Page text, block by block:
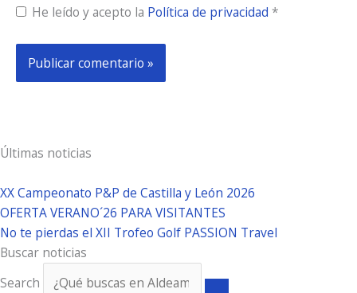
He leído y acepto la Política de privacidad *
Últimas noticias
XX Campeonato P&P de Castilla y León 2026
OFERTA VERANO´26 PARA VISITANTES
No te pierdas el XII Trofeo Golf PASSION Travel
Buscar noticias
Search